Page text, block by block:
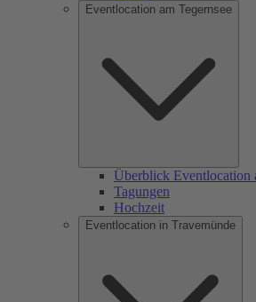
Eventlocation am Tegernsee
Überblick Eventlocation
Tagungen
Hochzeit
Eventlocation in Travemünde